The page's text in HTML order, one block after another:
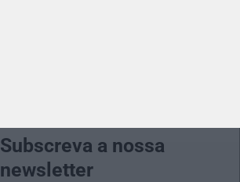
Subscreva a nossa
newsletter